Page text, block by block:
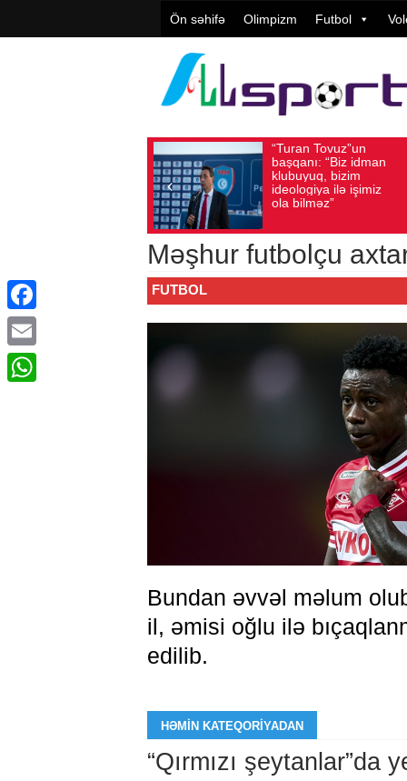
Ön səhifə Olimpizm Futbol
başqanı: “Biz idman
klubuyuq, bizim
ideologiya ilə işimiz
ola bilməz”
Avqust 05, 2026
Məşhur futbolçu
FUTBOL
Bundan əvvəl məlum
il, əmisi oğlu ilə
edilib.
HƏMIN KATEQORIYADAN
“Qırmızı şeytanlar”da
Facebook
Email